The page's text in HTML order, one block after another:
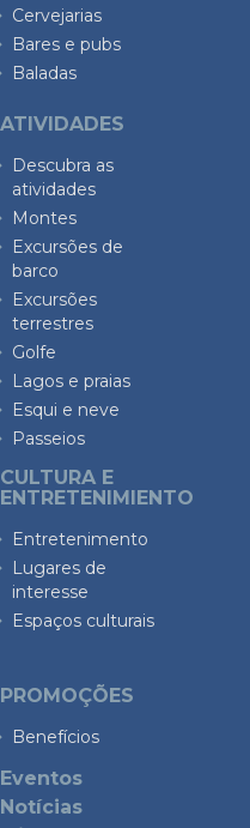
Cervejarias
Bares e pubs
Baladas
ATIVIDADES
Descubra as
atividades
Montes
Excursões de
barco
Excursões
terrestres
Golfe
Lagos e praias
Esqui e neve
Passeios
CULTURA E
ENTRETENIMIENTO
Entretenimento
Lugares de
interesse
Espaços culturais
PROMOÇÕES
Benefícios
Eventos
Notícias